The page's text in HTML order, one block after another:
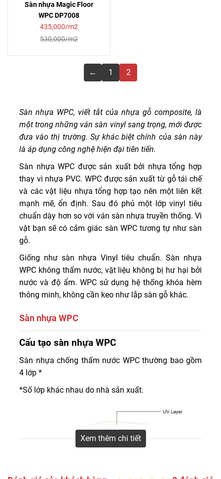
Sàn nhựa Magic Floor
WPC DP7008
435,000/m2
530,000/m2
← 1 2
Sàn nhựa WPC, viết tắt của nhựa gỗ composite, là
một trong những ván sàn vinyl sang trọng, mới được
đưa vào thị trường. Sự khác biệt chính của sàn này
là áp dụng công nghệ hiện đại tiên tiến.
Sàn nhựa WPC được sản xuất bởi nhựa tổng hợp
thay vì nhựa PVC. WPC được sản xuất từ gỗ tái chế
và các vật liệu nhựa tổng hợp tạo nên một liên kết
mạnh mẽ, ổn định. Sau đó phủ một lớp vinyl tiêu
chuẩn dày hơn so với ván sàn nhựa truyền thống. Vì
vật bạn sẽ có cảm giác sàn WPC tương tự như sàn
gỗ.
Giống như sàn nhựa Vinyl tiêu chuẩn. Sàn nhựa
WPC không thấm nước, vật liệu không bị hư hại bởi
nước và độ ẩm. WPC sử dụng hệ thống khóa hèm
thông minh, không cần keo như lắp sàn gỗ khác.
Sàn nhựa WPC
Sàn nhựa WPC, viết tắt của nhựa gỗ composite, là một
thị trường. Sự khác biệt chính của sàn này là áp dụng
công nghệ hiện đại tiên tiến.
Cấu tạo sàn nhựa WPC
Sàn nhựa chống thấm nước WPC thường bao gồm
4 lớp *
*Số lớp khác nhau do nhà sản xuất.
Xem thêm chi tiết